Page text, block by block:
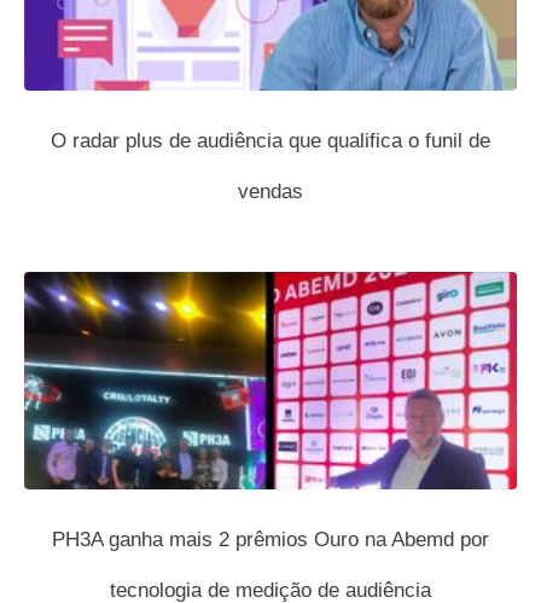
O radar plus de audiência que qualifica o funil de
vendas
PH3A ganha mais 2 prêmios Ouro na Abemd por
tecnologia de medição de audiência